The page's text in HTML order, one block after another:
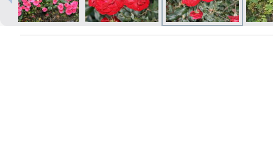
Izdrukas 1h laikā Rīgā – pasūtiet